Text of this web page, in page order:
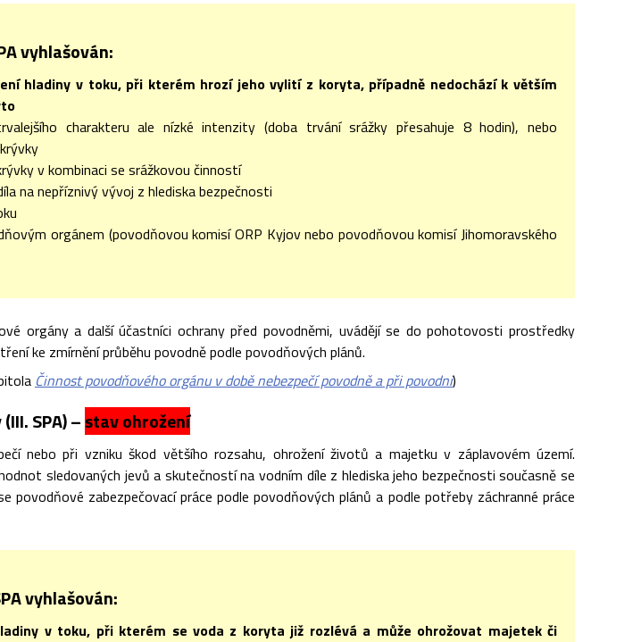
vyhlašován:
hladiny v toku, při kterém hrozí jeho vylití z koryta, případně nedochází k větším
charakteru ale nízké intenzity (doba trvání srážky přesahuje 8 hodin), nebo
v kombinaci se srážkovou činností
na nepříznivý vývoj z hlediska bezpečnosti
orgánem (povodňovou komisí ORP Kyjov nebo povodňovou komisí Jihomoravského
orgány a další účastníci ochrany před povodněmi, uvádějí se do pohotovosti prostředky
ke zmírnění průběhu povodně podle povodňových plánů.
Činnost povodňového orgánu v době nebezpečí povodně a při povodni)
SPA) –stav ohrožení
nebo při vzniku škod většího rozsahu, ohrožení životů a majetku v záplavovém území.
sledovaných jevů a skutečností na vodním díle z hlediska jeho bezpečnosti současně se
povodňové zabezpečovací práce podle povodňových plánů a podle potřeby záchranné práce
vyhlašován:
v toku, při kterém se voda z koryta již rozlévá a může ohrožovat majetek či